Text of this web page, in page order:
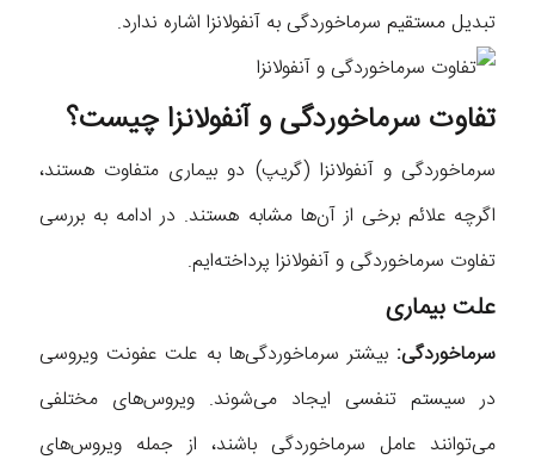
تبدیل مستقیم سرماخوردگی به آنفولانزا اشاره ندارد.
تفاوت سرماخوردگی و آنفولانزا چیست؟
سرماخوردگی و آنفولانزا (گریپ) دو بیماری متفاوت هستند،
اگرچه علائم برخی از آن‌ها مشابه هستند. در ادامه به بررسی
تفاوت سرماخوردگی و آنفولانزا پرداخته‌ایم.
علت بیماری
سرماخوردگی: بیشتر سرماخوردگی‌ها به علت عفونت ویروسی
در سیستم تنفسی ایجاد می‌شوند. ویروس‌های مختلفی
می‌توانند عامل سرماخوردگی باشند، از جمله ویروس‌های